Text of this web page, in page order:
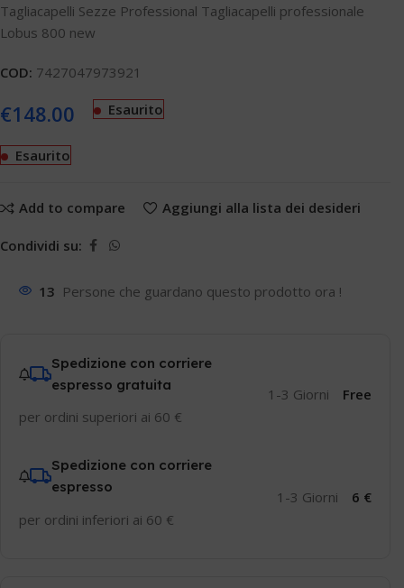
Tagliacapelli Sezze Professional Tagliacapelli professionale
Lobus 800 new
COD: 7427047973921
€148.00 Esaurito
Esaurito
Add to compare Aggiungi alla lista dei desideri
Condividi su:
13 Persone che guardano questo prodotto ora !
Spedizione con corriere
espresso gratuita
per ordini superiori ai 60 €
1-3 Giorni Free
Spedizione con corriere
espresso
per ordini inferiori ai 60 €
1-3 Giorni 6 €